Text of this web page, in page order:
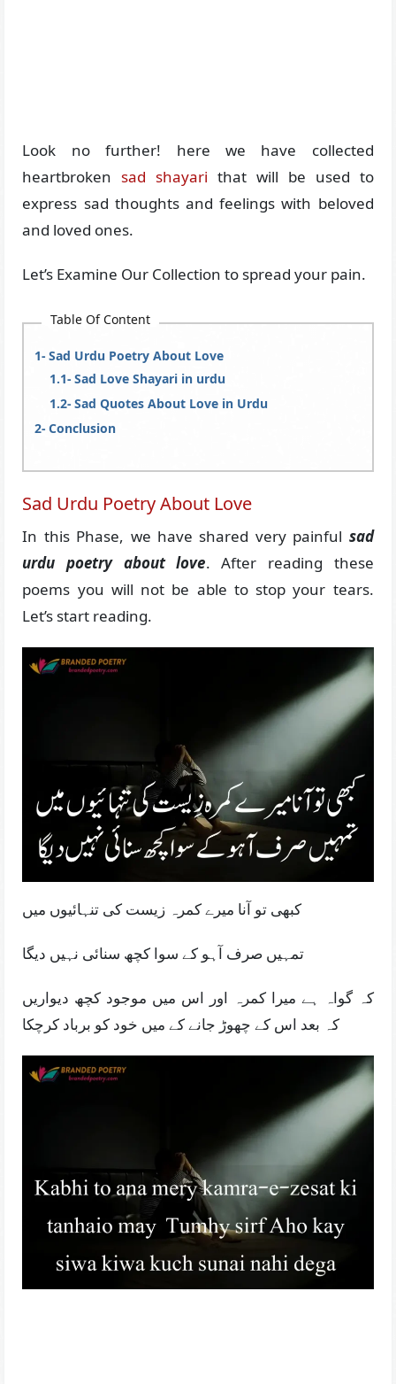
Look no further! here we have collected
heartbroken sad shayari that will be used to
express sad thoughts and feelings with beloved
and loved ones.
Let’s Examine Our Collection to spread your pain.
Table Of Content
Sad Urdu Poetry About Love
Sad Love Shayari in urdu
Sad Quotes About Love in Urdu
Conclusion
Sad Urdu Poetry About Love
In this Phase, we have shared very painful sad
urdu poetry about love. After reading these
poems you will not be able to stop your tears.
Let’s start reading.
کبھی تو آنا میرے کمرہ زیست کی تنہائیوں میں
تمہیں صرف آہو کے سوا کچھ سنائی نہیں دیگا
کہ گواہ ہے میرا کمرہ اور اس میں موجود کچھ دیواریں
کہ بعد اس کے چھوڑ جانے کے میں خود کو برباد کرچکا